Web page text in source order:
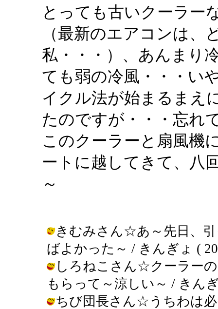
とっても古いクーラー
（最新のエアコンは、
私・・・）、あんまり
ても弱の冷風・・・い
イクル法が始まるまえ
たのですが・・・忘れ
このクーラーと扇風機
ートに越してきて、八
～
きむみさん☆あ～先日、
ばよかった～ / きんぎょ (
しろねこさん☆クーラー
もらって～涼しい～ / きん
ちび団長さん☆うちわは